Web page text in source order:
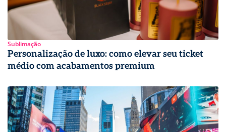
Sublimação
Personalização de luxo: como elevar seu ticket
médio com acabamentos premium